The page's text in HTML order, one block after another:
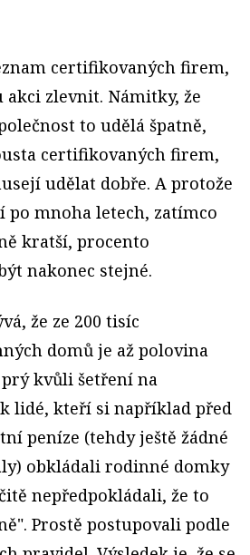
certifikovaných firem,
zlevnit. Námitky, že
to udělá špatně,
certifikovaných firem,
udělat dobře. A protože
po mnoha letech, zatímco
kratší, procento
nakonec stejné.
že ze 200 tisíc
domů je až polovina
kvůli šetření na
lidé, kteří si například před
peníze (tehdy ještě žádné
obkládali rodinné domky
nepředpokládali, že to
Prostě postupovali podle